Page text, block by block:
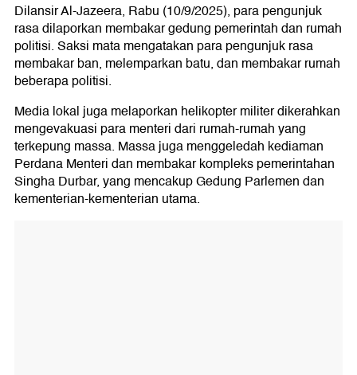
Dilansir Al-Jazeera, Rabu (10/9/2025), para pengunjuk
rasa dilaporkan membakar gedung pemerintah dan rumah
politisi. Saksi mata mengatakan para pengunjuk rasa
membakar ban, melemparkan batu, dan membakar rumah
beberapa politisi.
Media lokal juga melaporkan helikopter militer dikerahkan
mengevakuasi para menteri dari rumah-rumah yang
terkepung massa. Massa juga menggeledah kediaman
Perdana Menteri dan membakar kompleks pemerintahan
Singha Durbar, yang mencakup Gedung Parlemen dan
kementerian-kementerian utama.